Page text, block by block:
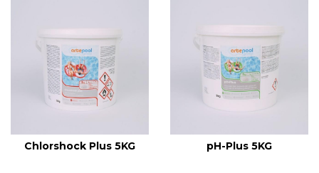
Chlorshock Plus 5KG pH-Plus 5KG